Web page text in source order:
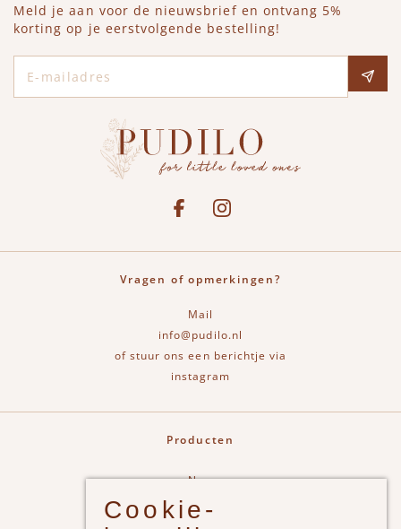
Meld je aan voor de nieuwsbrief en ontvang 5%
korting op je eerstvolgende bestelling!
See our FacebookBekijk onze Instagram pagina
Vragen of opmerkingen?
Mail
info@pudilo.nl
of stuur ons een berichtje via
instagram
Producten
New
Jongens
Cookie-